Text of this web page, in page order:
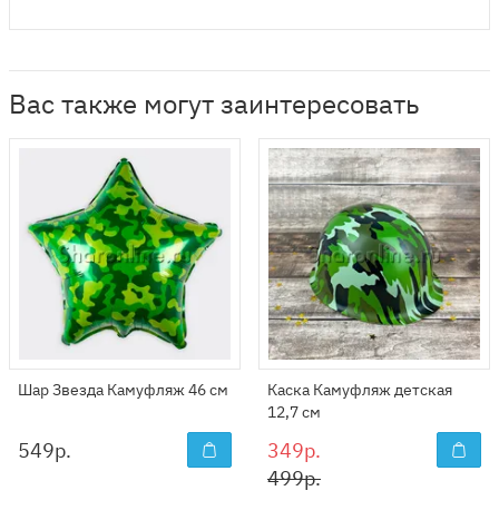
Вас также могут заинтересовать
Шар Звезда Камуфляж 46 см
549р.
Каска Камуфляж детская
12,7 см
349р.
499р.